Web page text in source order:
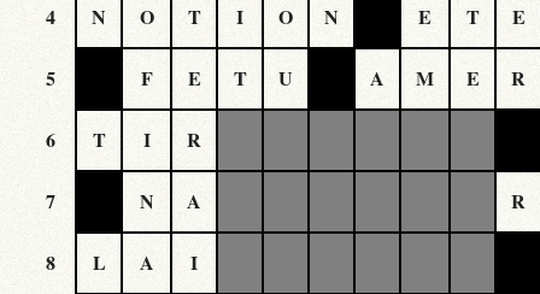
4 N O T I O N E T E
5 F E T U A M E R
6 T I R
7 N A R
8 L A I